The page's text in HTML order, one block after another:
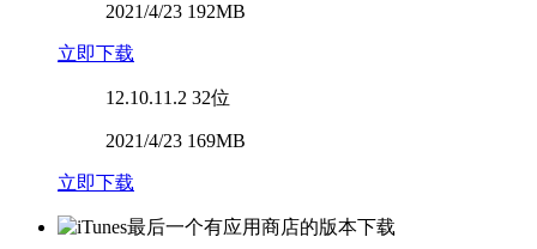
2021/4/23 192MB
立即下载
12.10.11.2 32位
2021/4/23 169MB
立即下载